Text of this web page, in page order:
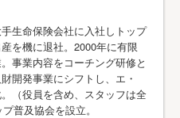
生命保険会社に入社しトップ
を機に退社。2000年に有限
事業内容をコーチング研修と
開発事業にシフトし、エ・
（役員を含め、スタッフは全
普及協会を設立。